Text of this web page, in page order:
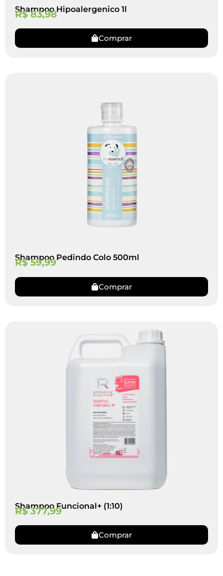
Shampoo Hipoalergenico 1l
R$83,98
Comprar
Shampoo Pedindo Colo 500ml
R$59,99
Comprar
Shampoo Funcional+ (1:10)
R$377,99
Comprar